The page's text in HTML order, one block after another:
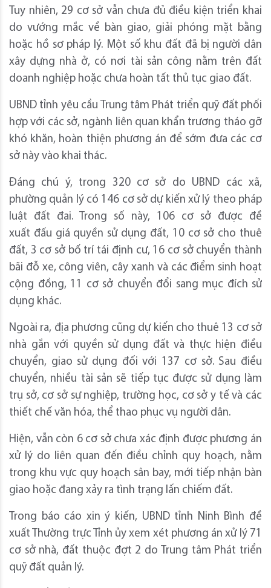
Tuy nhiên, 29 cơ sở vẫn chưa đủ điều kiện triển khai
do vướng mắc về bàn giao, giải phóng mặt bằng
hoặc hồ sơ pháp lý. Một số khu đất đã bị người dân
xây dựng nhà ở, có nơi tài sản công nằm trên đất
doanh nghiệp hoặc chưa hoàn tất thủ tục giao đất.
UBND tỉnh yêu cầu Trung tâm Phát triển quỹ đất phối
hợp với các sở, ngành liên quan khẩn trương tháo gỡ
khó khăn, hoàn thiện phương án để sớm đưa các cơ
sở này vào khai thác.
Đáng chú ý, trong 320 cơ sở do UBND các xã,
phường quản lý có 146 cơ sở dự kiến xử lý theo pháp
luật đất đai. Trong số này, 106 cơ sở được đề
xuất đấu giá quyền sử dụng đất, 10 cơ sở cho thuê
đất, 3 cơ sở bố trí tái định cư, 16 cơ sở chuyển thành
bãi đỗ xe, công viên, cây xanh và các điểm sinh hoạt
cộng đồng, 11 cơ sở chuyển đổi sang mục đích sử
dụng khác.
Ngoài ra, địa phương cũng dự kiến cho thuê 13 cơ sở
nhà gắn với quyền sử dụng đất và thực hiện điều
chuyển, giao sử dụng đối với 137 cơ sở. Sau điều
chuyển, nhiều tài sản sẽ tiếp tục được sử dụng làm
trụ sở, cơ sở sự nghiệp, trường học, cơ sở y tế và các
thiết chế văn hóa, thể thao phục vụ người dân.
Hiện, vẫn còn 6 cơ sở chưa xác định được phương án
xử lý do liên quan đến điều chỉnh quy hoạch, nằm
trong khu vực quy hoạch sân bay, mới tiếp nhận bàn
giao hoặc đang xảy ra tình trạng lấn chiếm đất.
Trong báo cáo xin ý kiến, UBND tỉnh Ninh Bình đề
xuất Thường trực Tỉnh ủy xem xét phương án xử lý 71
cơ sở nhà, đất thuộc đợt 2 do Trung tâm Phát triển
quỹ đất quản lý.